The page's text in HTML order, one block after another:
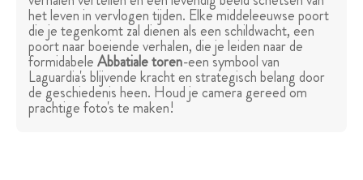
het leven in vervlogen tijden. Elke middeleeuwse poort
die je tegenkomt zal dienen als een schildwacht, een
poort naar boeiende verhalen, die je leiden naar de
formidabeleAbbatiale toren-een symbool van
Laguardia's blijvende kracht en strategisch belang door
de geschiedenis heen. Houd je camera gereed om
prachtige foto's te maken!